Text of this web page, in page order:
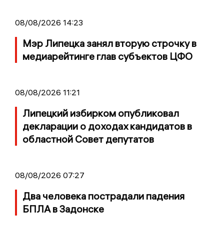
08/08/2026 14:23
Мэр Липецка занял вторую строчку в
медиарейтинге глав субъектов ЦФО
08/08/2026 11:21
Липецкий избирком опубликовал
декларации о доходах кандидатов в
областной Совет депутатов
08/08/2026 07:27
Два человека пострадали падения
БПЛА в Задонске